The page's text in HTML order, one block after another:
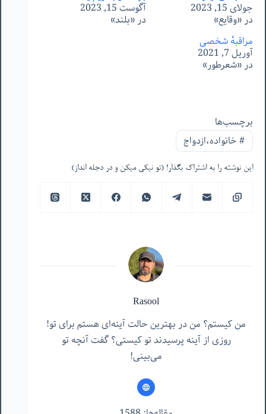
جولای 15, 2023
در «وقایع»
آگوست 15, 2023
در «بلند»
مراقبهٔ شخصی
آوریل 7, 2021
در «شعرطور»
برچسب‌ها
#خانواده،ازدواج
این نوشته را به اشتراک بگذار! (تو نیکی میکن و در دجله انداز)
Rasool
من کیستم؟ من در بهترین حالت آینه‌ای هستم برای تو!
روزی از آینه پرسیدند تو کیستی؟ گفت آنچه تو
می‌بینی!